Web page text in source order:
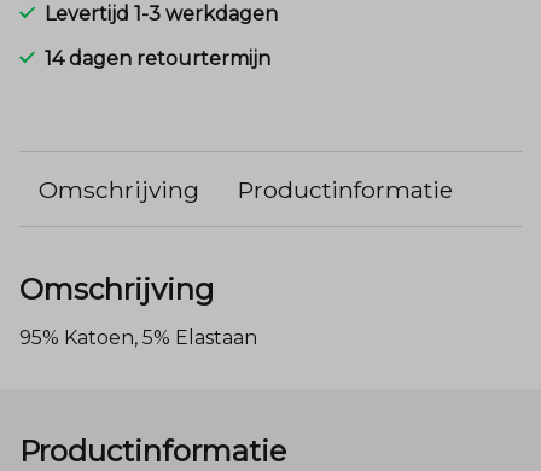
Levertijd 1-3 werkdagen
14 dagen retourtermijn
Omschrijving Productinformatie
Omschrijving
95% Katoen, 5% Elastaan
Productinformatie